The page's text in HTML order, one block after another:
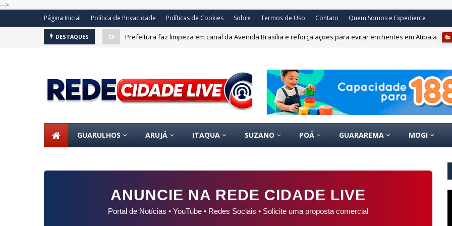
-->
Página Inicial Política de Privacidade Políticas de Cookies Sobre Termos de Uso Contato Quem Somos e Expediente
DESTAQUES
Prefeitura faz limpeza em canal da Avenida Brasília e reforça ações para evitar enchentes em Atibaia
GUARULHOS ARUJÁ ITAQUA SUZANO POÁ GUARAREMA MOGI
ANUNCIE NA REDE CIDADE LIVE
Portal de Notícias • YouTube • Redes Sociais • Solicite uma proposta comercial